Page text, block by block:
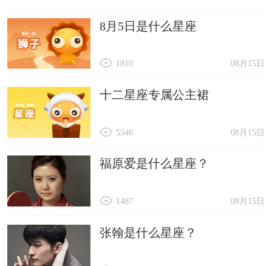
8月5日是什么星座
08月15日
1810
十二星座专属公主裙
08月15日
5546
福原爱是什么星座？
08月15日
1487
张翰是什么星座？